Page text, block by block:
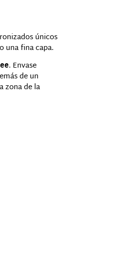
únicos
una fina capa.
. Envase
de un
zona de la